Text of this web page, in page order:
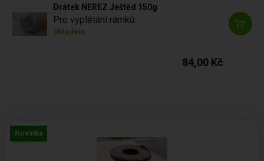
Drátek NEREZ Ještěd 150g
Pro vyplétání rámků.
Skladem
84,00 Kč
Novinka